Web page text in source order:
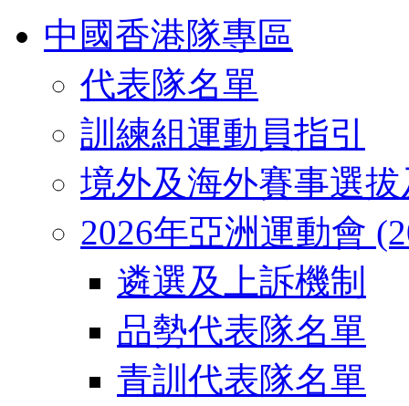
中國香港隊專區
代表隊名單
訓練組運動員指引
境外及海外賽事選
2026年亞洲運動會
遴選及上訴機制
品勢代表隊名單
青訓代表隊名單